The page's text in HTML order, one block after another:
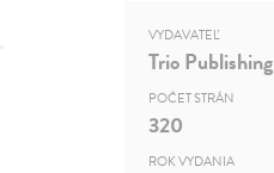
VYDAVATEĽ
Trio Publishing
POČET STRÁN
320
ROK VYDANIA